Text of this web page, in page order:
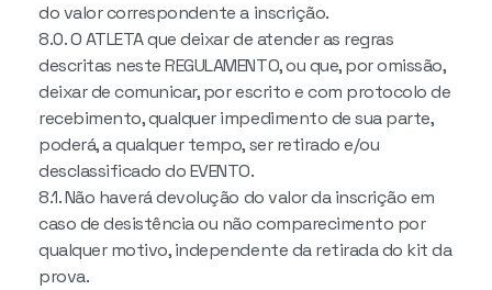
do valor correspondente a inscrição.
8.0. O ATLETA que deixar de atender as regras
descritas neste REGULAMENTO, ou que, por omissão,
deixar de comunicar, por escrito e com protocolo de
recebimento, qualquer impedimento de sua parte,
poderá, a qualquer tempo, ser retirado e/ou
desclassificado do EVENTO.
8.1. Não haverá devolução do valor da inscrição em
caso de desistência ou não comparecimento por
qualquer motivo, independente da retirada do kit da
prova.